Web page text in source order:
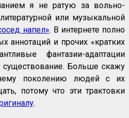
я не ратую за вольно-
или музыкальной
напел». В интернете полно
аннотаций и прочих «кратких
фантазии-адаптации
Больше скажу
поколению людей с их
потому что эти трактовки
.